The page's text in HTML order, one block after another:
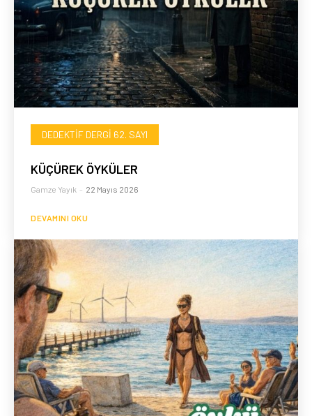
DEDEKTIF DERGI 62. SAYI
KÜÇÜREK ÖYKÜLER
Gamze Yayık - 22 Mayıs 2026
DEVAMINI OKU